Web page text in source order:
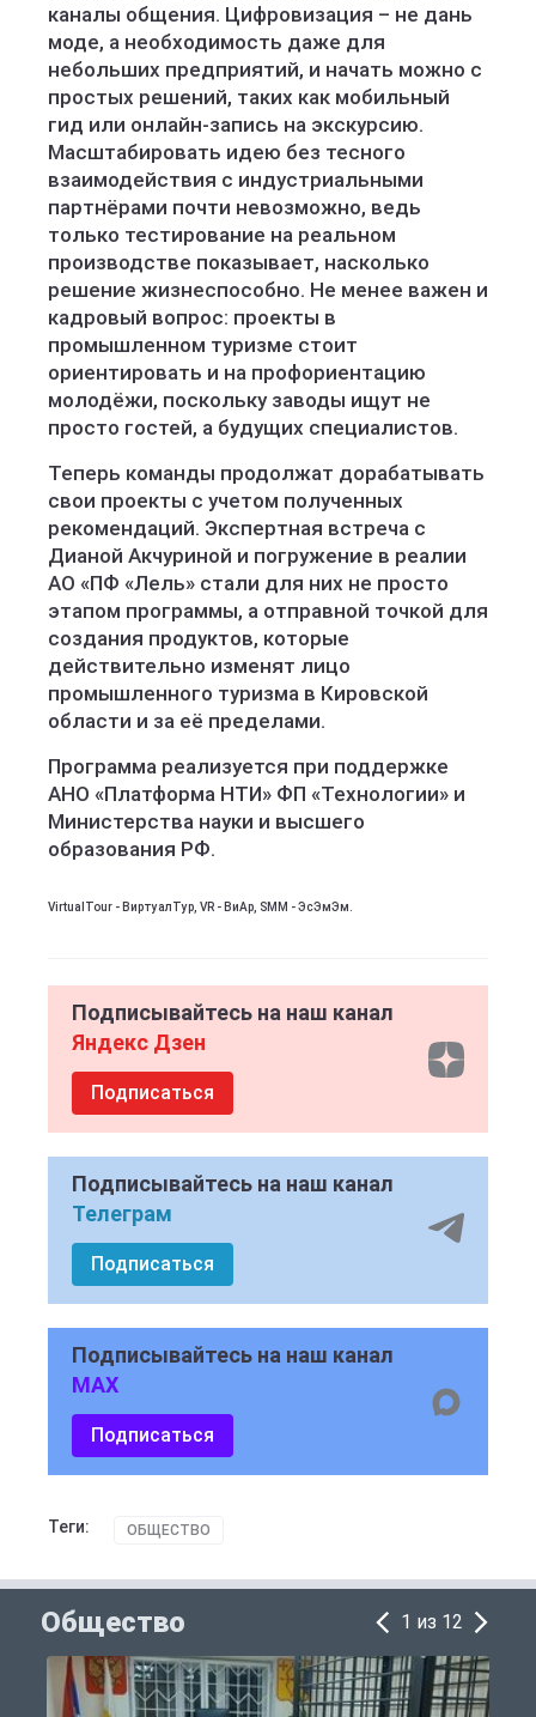
каналы общения. Цифровизация – не дань
моде, а необходимость даже для
небольших предприятий, и начать можно с
простых решений, таких как мобильный
гид или онлайн-запись на экскурсию.
Масштабировать идею без тесного
взаимодействия с индустриальными
партнёрами почти невозможно, ведь
только тестирование на реальном
производстве показывает, насколько
решение жизнеспособно. Не менее важен и
кадровый вопрос: проекты в
промышленном туризме стоит
ориентировать и на профориентацию
молодёжи, поскольку заводы ищут не
просто гостей, а будущих специалистов.
Теперь команды продолжат дорабатывать
свои проекты с учетом полученных
рекомендаций. Экспертная встреча с
Дианой Акчуриной и погружение в реалии
АО «ПФ «Лель» стали для них не просто
этапом программы, а отправной точкой для
создания продуктов, которые
действительно изменят лицо
промышленного туризма в Кировской
области и за её пределами.
Программа реализуется при поддержке
АНО «Платформа НТИ» ФП «Технологии» и
Министерства науки и высшего
образования РФ.
VirtualTour - ВиртуалТур, VR - ВиАр, SMM - ЭсЭмЭм.
Подписывайтесь на наш канал
Яндекс Дзен
Подписаться
Подписывайтесь на наш канал
Телеграм
Подписаться
Подписывайтесь на наш канал
MAX
Подписаться
Теги: ОБЩЕСТВО
Общество 1 из 12